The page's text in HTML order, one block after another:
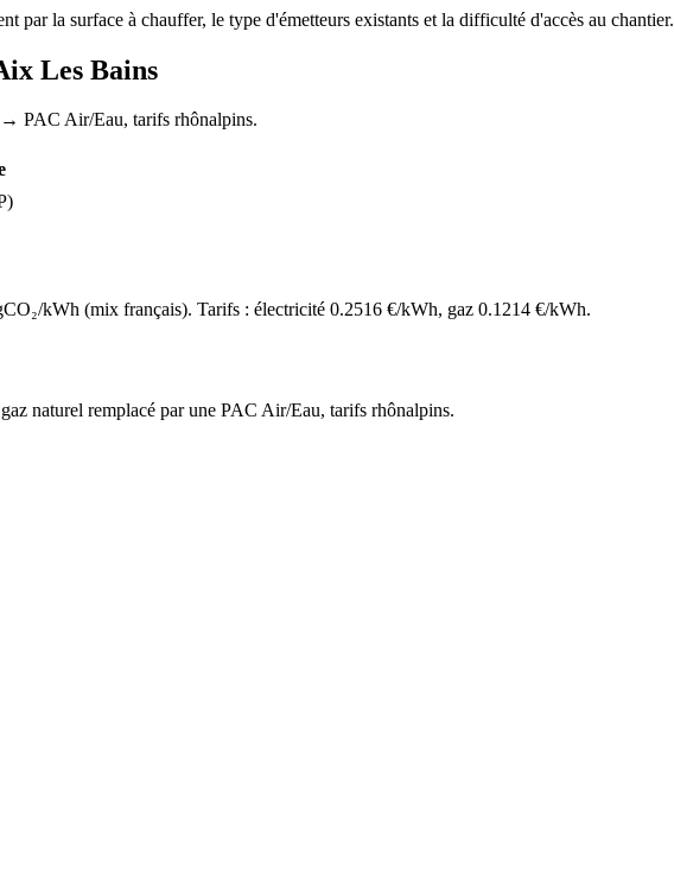
par la surface à chauffer, le type d'émetteurs existants et la difficulté d'accès au chantier.
Les Bains
→ PAC Air/Eau, tarifs rhônalpins.
kWh (mix français). Tarifs : électricité 0.2516 €/kWh, gaz 0.1214 €/kWh.
gaz naturel remplacé par une PAC Air/Eau, tarifs rhônalpins.